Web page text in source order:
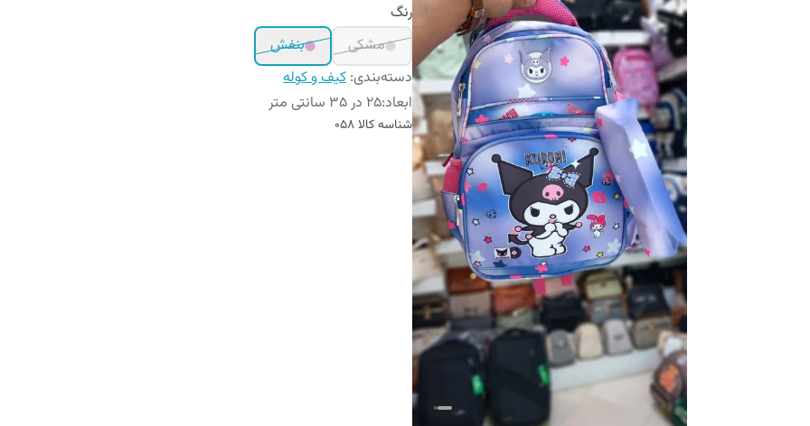
رنگ
مشکی
بنفش
دسته‌بندی: کیف و کوله
ابعاد:25 در 35 سانتی متر
شناسه کالا058